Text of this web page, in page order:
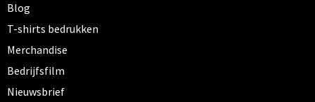
Blog
T-shirts bedrukken
Merchandise
Bedrijfsfilm
Nieuwsbrief